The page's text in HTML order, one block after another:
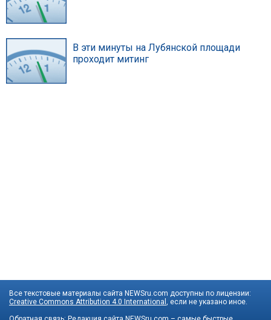
В эти минуты на Лубянской площади
проходит митинг
Все текстовые материалы сайта NEWSru.com доступны по лицензии:
Creative Commons Attribution 4.0 International
, если не указано иное.